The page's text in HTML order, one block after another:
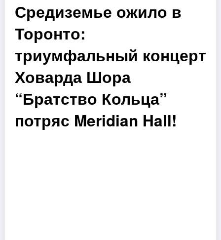
Средиземье ожило в
Торонто:
триумфальный концерт
Ховарда Шора
“Братство Кольца”
потряс Meridian Hall!